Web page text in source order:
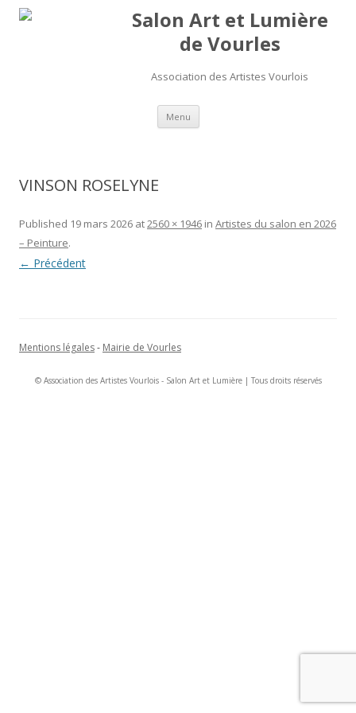
Salon Art et Lumière
de Vourles
Association des Artistes Vourlois
Menu Aller au contenu
VINSON ROSELYNE
Published 19 mars 2026 at2560 × 1946 in Artistes du salon en 2026
– Peinture.
← Précédent
Mentions légales- Mairie de Vourles
© Association des Artistes Vourlois - Salon Art et Lumière | Tous droits réservés